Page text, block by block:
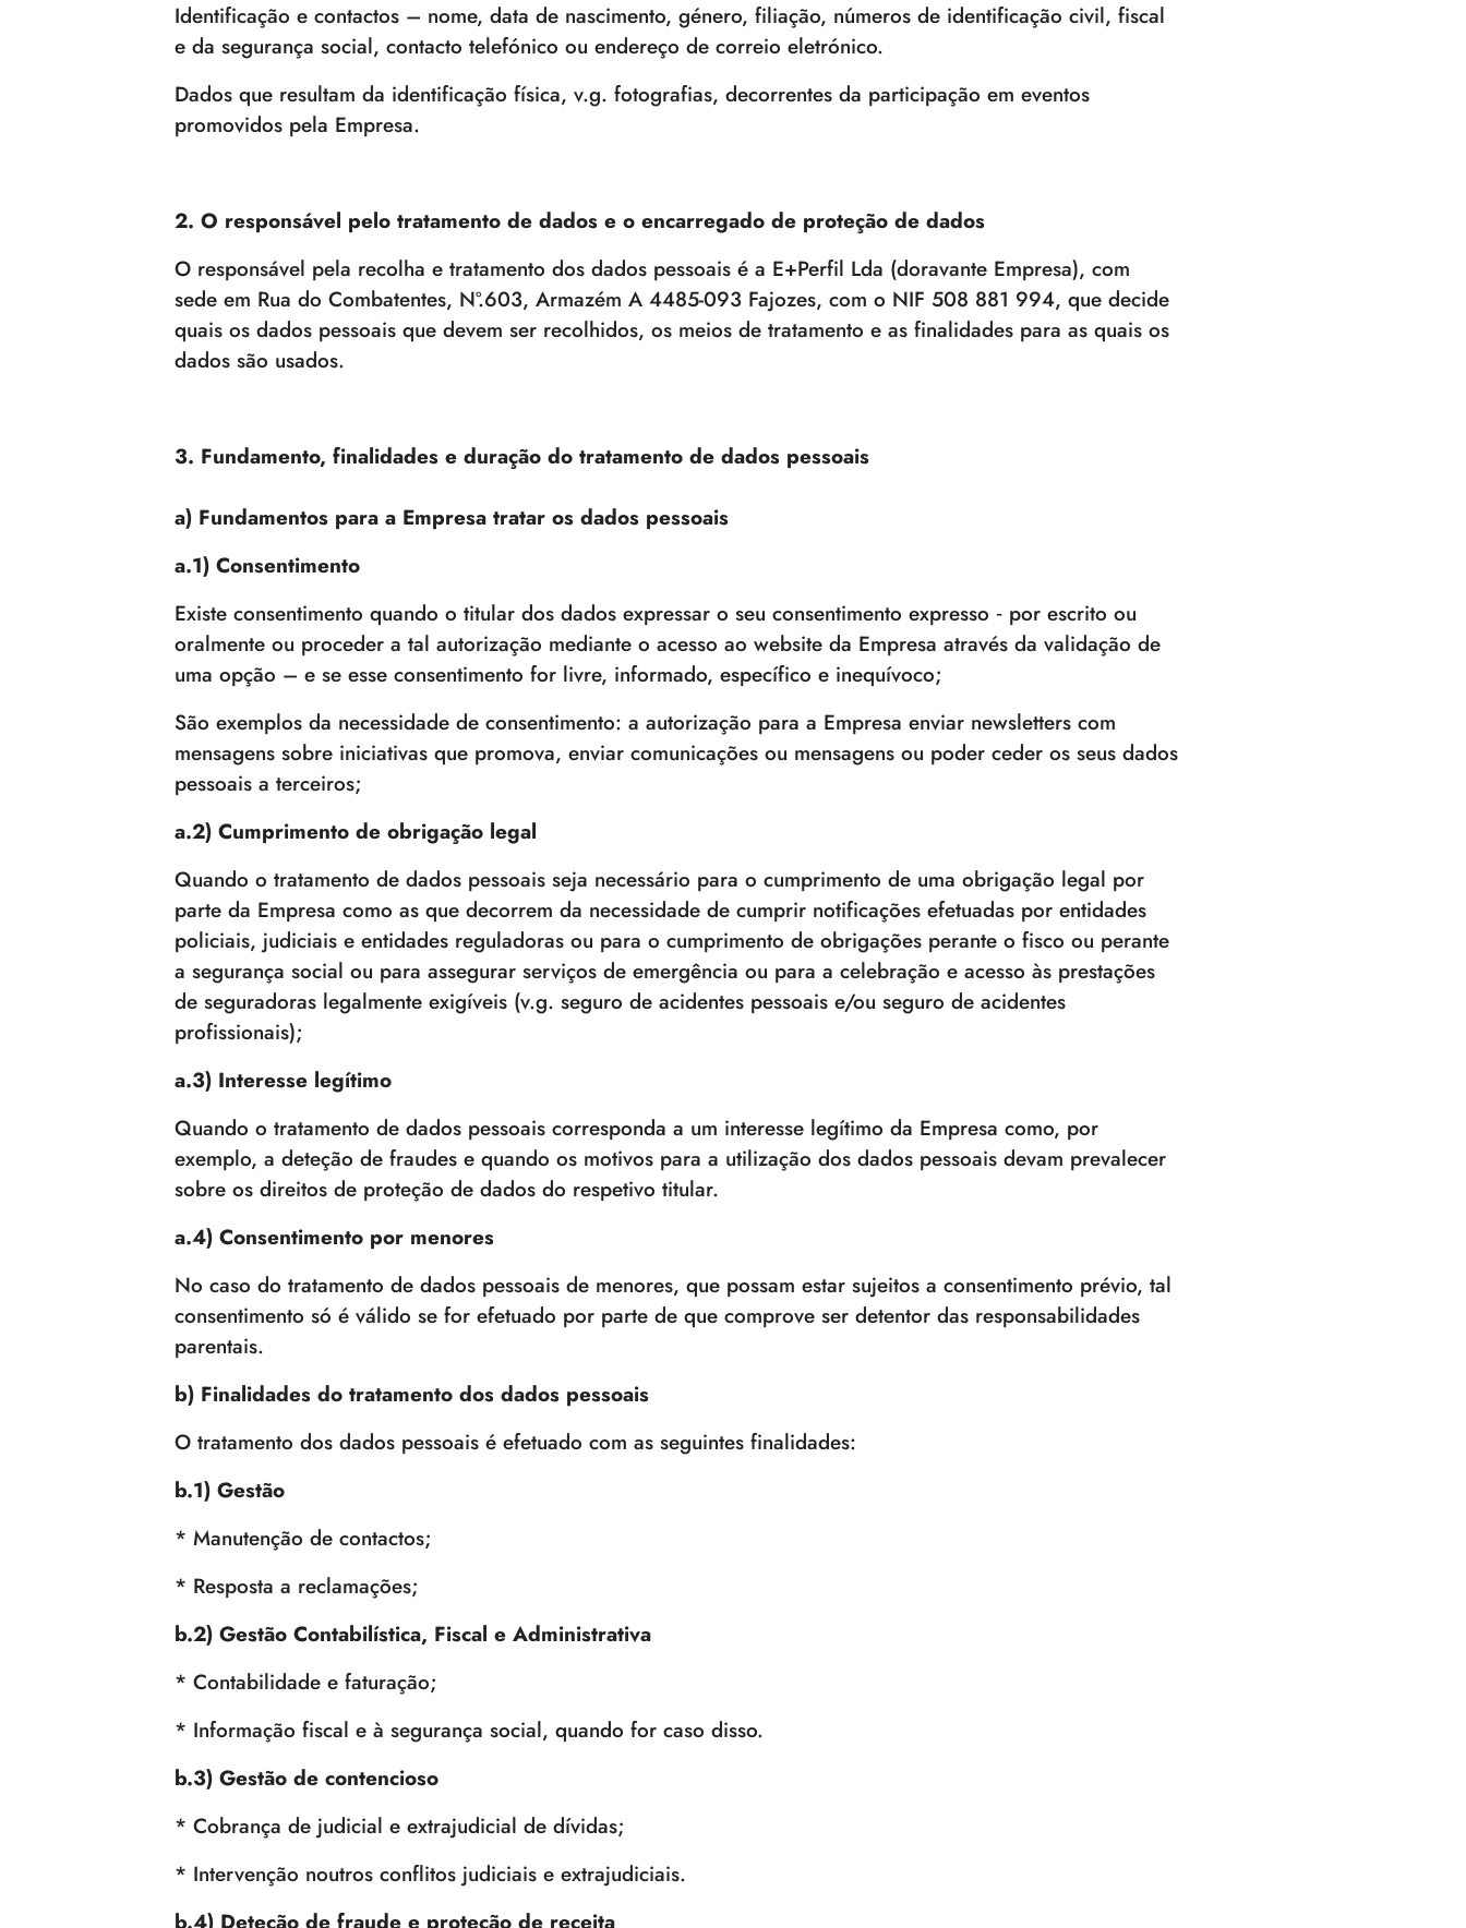
Identificação e contactos – nome, data de nascimento, género, filiação, números de identificação civil, fiscal
e da segurança social, contacto telefónico ou endereço de correio eletrónico.
Dados que resultam da identificação física, v.g. fotografias, decorrentes da participação em eventos
promovidos pela Empresa.
2. O responsável pelo tratamento de dados e o encarregado de proteção de dados
O responsável pela recolha e tratamento dos dados pessoais é a E+Perfil Lda (doravante Empresa), com
sede em Rua do Combatentes, Nº.603, Armazém A 4485-093 Fajozes, com o NIF 508 881 994, que decide
quais os dados pessoais que devem ser recolhidos, os meios de tratamento e as finalidades para as quais os
dados são usados.
3. Fundamento, finalidades e duração do tratamento de dados pessoais
a) Fundamentos para a Empresa tratar os dados pessoais
a.1) Consentimento
Existe consentimento quando o titular dos dados expressar o seu consentimento expresso ‐ por escrito ou
oralmente ou proceder a tal autorização mediante o acesso ao website da Empresa através da validação de
uma opção – e se esse consentimento for livre, informado, específico e inequívoco;
São exemplos da necessidade de consentimento: a autorização para a Empresa enviar newsletters com
mensagens sobre iniciativas que promova, enviar comunicações ou mensagens ou poder ceder os seus dados
pessoais a terceiros;
a.2) Cumprimento de obrigação legal
Quando o tratamento de dados pessoais seja necessário para o cumprimento de uma obrigação legal por
parte da Empresa como as que decorrem da necessidade de cumprir notificações efetuadas por entidades
policiais, judiciais e entidades reguladoras ou para o cumprimento de obrigações perante o fisco ou perante
a segurança social ou para assegurar serviços de emergência ou para a celebração e acesso às prestações
de seguradoras legalmente exigíveis (v.g. seguro de acidentes pessoais e/ou seguro de acidentes
profissionais);
a.3) Interesse legítimo
Quando o tratamento de dados pessoais corresponda a um interesse legítimo da Empresa como, por
exemplo, a deteção de fraudes e quando os motivos para a utilização dos dados pessoais devam prevalecer
sobre os direitos de proteção de dados do respetivo titular.
a.4) Consentimento por menores
No caso do tratamento de dados pessoais de menores, que possam estar sujeitos a consentimento prévio, tal
consentimento só é válido se for efetuado por parte de que comprove ser detentor das responsabilidades
parentais.
b) Finalidades do tratamento dos dados pessoais
O tratamento dos dados pessoais é efetuado com as seguintes finalidades:
b.1) Gestão
* Manutenção de contactos;
* Resposta a reclamações;
b.2) Gestão Contabilística, Fiscal e Administrativa
* Contabilidade e faturação;
* Informação fiscal e à segurança social, quando for caso disso.
b.3) Gestão de contencioso
* Cobrança de judicial e extrajudicial de dívidas;
* Intervenção noutros conflitos judiciais e extrajudiciais.
b.4) Deteção de fraude e proteção de receita